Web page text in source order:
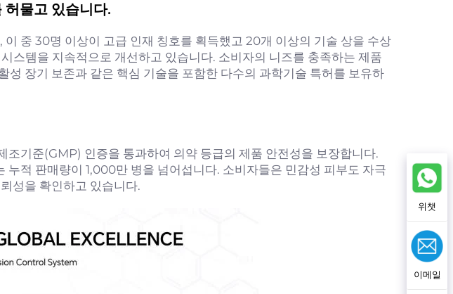
물고 있습니다.
중 30명 이상이 고급 인재 칭호를 획득했고 20개 이상의 기술 상을 수상
스템을 지속적으로 개선하고 있습니다. 소비자의 니즈를 충족하는 제품
장기 보존과 같은 핵심 기술을 포함한 다수의 과학기술 특허를 보유하
기준(GMP) 인증을 통과하여 의약 등급의 제품 안전성을 보장합니다.
적 판매량이 1,000만 병을 넘어섭니다. 소비자들은 민감성 피부도 자극
성을 확인하고 있습니다.
위챗
이메일